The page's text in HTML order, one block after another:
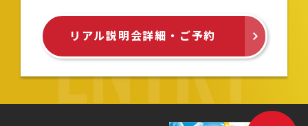
ENTRY
リアル説明会詳細・ご予約